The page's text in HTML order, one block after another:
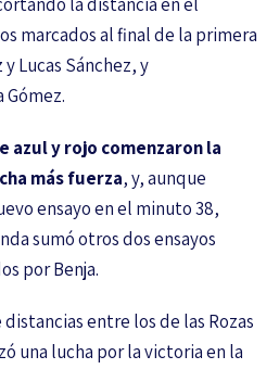
marcados al final de la primera
Lucas Sánchez, y
azul y rojo comenzaron la
más fuerza, y, aunque
ensayo en el minuto 38,
sumó otros dos ensayos
por Benja.
distancias entre los de las Rozas
una lucha por la victoria en la